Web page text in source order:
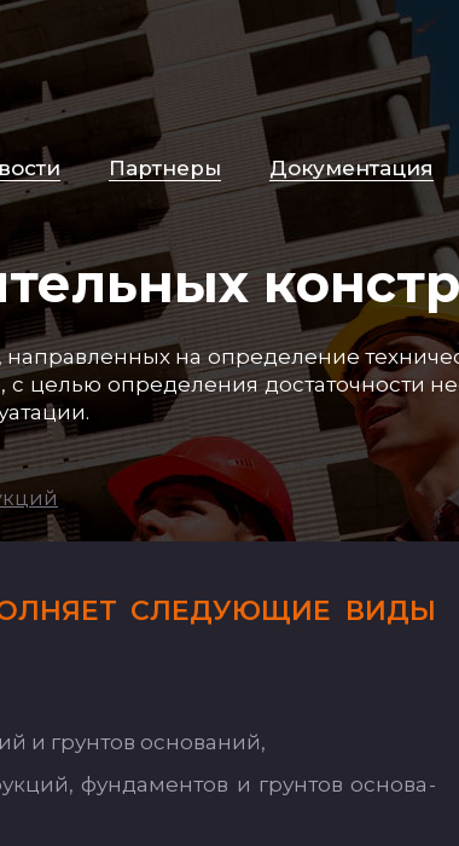
Пар­тне­ры До­ку­мен­та­ция
на оп­ре­де­ле­ние
целью оп­ре­де­ле­ния дос­та­точ­нос­ти
СЛЕ­ДУ­ЮЩИЕ ВИ­ДЫ
и грун­тов ос­но­ва­ний,
фун­да­мен­тов и грун­тов ос­но­ва­